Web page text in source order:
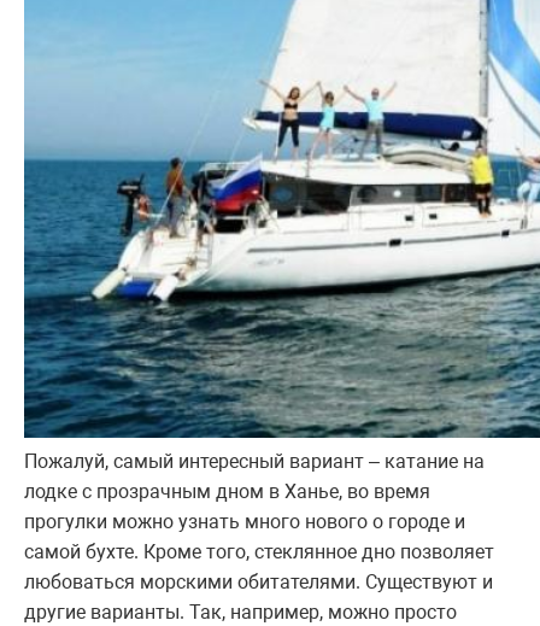
Пожалуй, самый интересный вариант – катание на
лодке с прозрачным дном в Ханье, во время
прогулки можно узнать много нового о городе и
самой бухте. Кроме того, стеклянное дно позволяет
любоваться морскими обитателями. Существуют и
другие варианты. Так, например, можно просто